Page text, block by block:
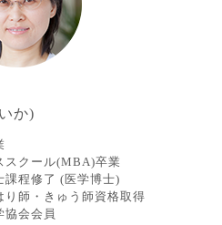
か)
スクール(MBA)卒業
課程修了 (医学博士)
り師・きゅう師資格取得
協会会員